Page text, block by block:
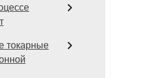
токарные